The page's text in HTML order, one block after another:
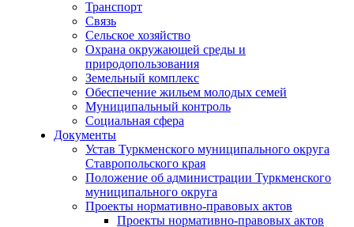
Транспорт
Связь
Сельское хозяйство
Охрана окружающей среды и
природопользования
Земельный комплекс
Обеспечение жильем молодых семей
Муниципальный контроль
Социальная сфера
Документы
Устав Туркменского муниципального округа
Ставропольского края
Положение об администрации Туркменского
муниципального округа
Проекты нормативно-правовых актов
Проекты нормативно-правовых актов